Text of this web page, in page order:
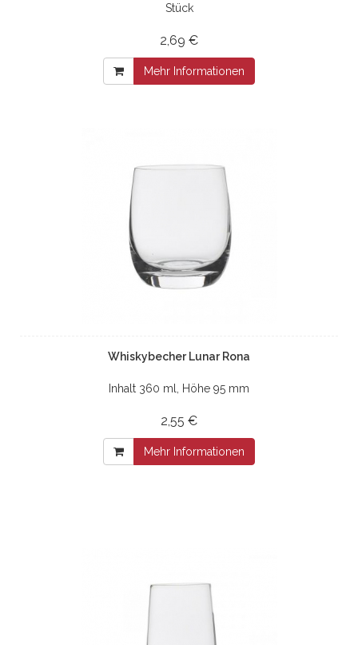
Stück
2,69 €
Mehr Informationen
Whiskybecher Lunar Rona
Inhalt 360 ml, Höhe 95 mm
2,55 €
Mehr Informationen